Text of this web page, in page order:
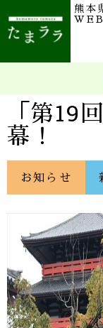
熊本
「第19
幕！
お知らせ